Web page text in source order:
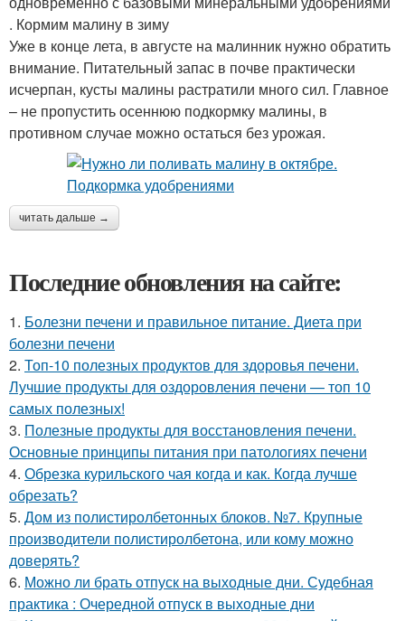
. Кормим малину в зиму
Уже в конце лета, в августе на малинник нужно обратить
внимание. Питательный запас в почве практически
исчерпан, кусты малины растратили много сил. Главное
– не пропустить осеннюю подкормку малины, в
противном случае можно остаться без урожая.
читать дальше →
Последние обновления на сайте:
1. Болезни печени и правильное питание. Диета при
болезни печени
2. Топ-10 полезных продуктов для здоровья печени.
Лучшие продукты для оздоровления печени — топ 10
самых полезных!
3. Полезные продукты для восстановления печени.
Основные принципы питания при патологиях печени
4. Обрезка курильского чая когда и как. Когда лучше
обрезать?
5. Дом из полистиролбетонных блоков. №7. Крупные
производители полистиролбетона, или кому можно
доверять?
6. Можно ли брать отпуск на выходные дни. Судебная
практика : Очередной отпуск в выходные дни